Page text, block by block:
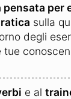
per
sulla
degli
tue
e al